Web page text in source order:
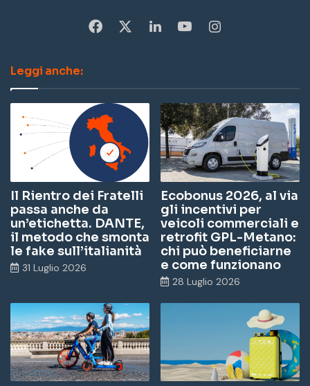
ok
In
be
ra
m
Leggi anche:
Il Rientro dei Fratelli
passa anche da
un’etichetta. DANTE,
il metodo che smonta
le fake sull’italianità
31 Luglio 2026
Ecobonus 2026, al via
gli incentivi per
veicoli commerciali e
retrofit GPL-Metano:
chi può beneficiarne
e come funzionano
28 Luglio 2026